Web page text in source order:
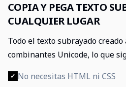
COPIA Y PEGA TEXTO
CUALQUIER LUGAR
Todo el texto subrayado
combinantes Unicode, lo que
✓ No necesitas HTML ni CSS